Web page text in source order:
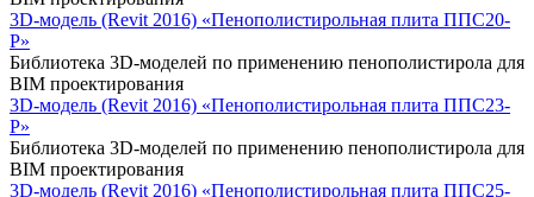
3D-модель (Revit 2016) «Пенополистирольная плита ППС20-
Р»
Библиотека 3D-моделей по применению пенополистирола для
BIM проектирования
3D-модель (Revit 2016) «Пенополистирольная плита ППС23-
Р»
Библиотека 3D-моделей по применению пенополистирола для
BIM проектирования
3D-модель (Revit 2016) «Пенополистирольная плита ППС25-